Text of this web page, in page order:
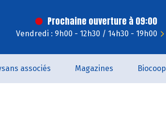
Prochaine ouverture à 09:00
Vendredi : 9h00 - 12h30 / 14h30 - 19h00
associés Magazines Biocoop